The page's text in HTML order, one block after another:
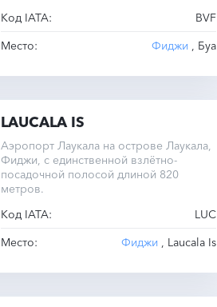
Код IATA:
BVF
Место:
Фиджи , Буа
LAUCALA IS
Аэропорт Лаукала на острове Лаукала,
Фиджи, с единственной взлётно-
посадочной полосой длиной 820
метров.
Код IATA:
LUC
Место:
Фиджи , Laucala Is